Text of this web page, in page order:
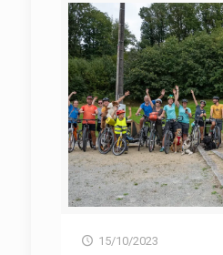
15/10/2023